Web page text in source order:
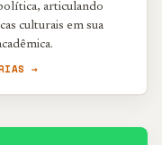
articulando
culturais em sua
→